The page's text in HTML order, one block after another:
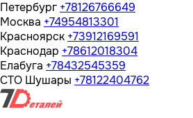
Петербург +78126766649
Москва +74954813301
Красноярск +73912169591
Краснодар +78612018304
Елабуга +78432545359
СТО Шушары +78122404762